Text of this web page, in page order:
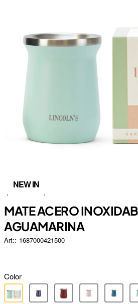
NEW IN
MATE ACERO
AGUAMARINA
Art:: 1687000421500
Color